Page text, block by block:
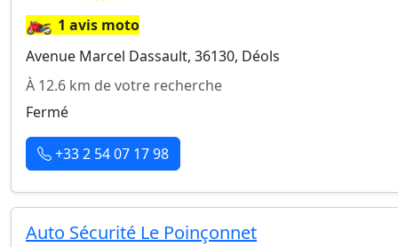
🏍️1 avis moto
Avenue Marcel Dassault, 36130, Déols
À 12.6 km de votre recherche
Fermé
+33 2 54 07 17 98
Auto Sécurité Le Poinçonnet